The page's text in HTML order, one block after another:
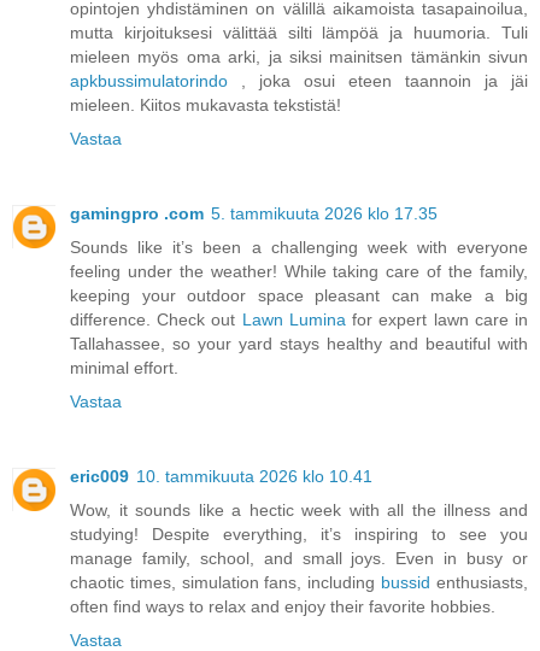
opintojen yhdistäminen on välillä aikamoista tasapainoilua,
mutta kirjoituksesi välittää silti lämpöä ja huumoria. Tuli
mieleen myös oma arki, ja siksi mainitsen tämänkin sivun
apkbussimulatorindo , joka osui eteen taannoin ja jäi
mieleen. Kiitos mukavasta tekstistä!
Vastaa
gamingpro .com 5. tammikuuta 2026 klo 17.35
Sounds like it’s been a challenging week with everyone
feeling under the weather! While taking care of the family,
keeping your outdoor space pleasant can make a big
difference. Check out Lawn Lumina for expert lawn care in
Tallahassee, so your yard stays healthy and beautiful with
minimal effort.
Vastaa
eric009 10. tammikuuta 2026 klo 10.41
Wow, it sounds like a hectic week with all the illness and
studying! Despite everything, it’s inspiring to see you
manage family, school, and small joys. Even in busy or
chaotic times, simulation fans, including bussid enthusiasts,
often find ways to relax and enjoy their favorite hobbies.
Vastaa